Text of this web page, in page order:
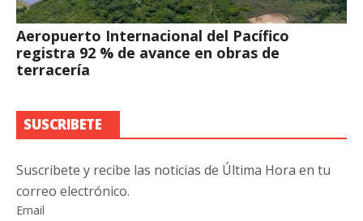
Aeropuerto Internacional del Pacífico
registra 92 % de avance en obras de
terracería
SUSCRIBETE
Suscribete y recibe las noticias de Última Hora en tu
correo electrónico.
Email